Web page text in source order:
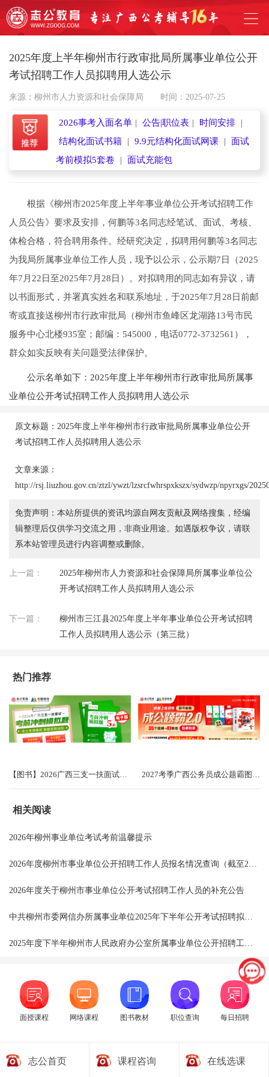
2025年度上半年柳州市行政审批局所属事业单位公开
考试招聘工作人员拟聘用人选公示
来源：柳州市人力资源和社会保障局 时间：2025-07-25
2026事考入面名单 | 公告|职位表 | 时间安排
|
结构化面试书籍
| 9.9元结构化面试网课 |
面试
考前模拟5套卷
| 面试充能包
根据《柳州市2025年度上半年事业单位公开考试招聘工作
人员公告》要求及安排，何鹏等3名同志经笔试、面试、考核、
体检合格，符合聘用条件。经研究决定，拟聘用何鹏等3名同志
为我局所属事业单位工作人员，现予以公示，公示期7日（2025
年7月22日至2025年7月28日）。对拟聘用的同志如有异议，请
以书面形式，并署真实姓名和联系地址，于2025年7月28日前邮
寄或直接送柳州市行政审批局（柳州市鱼峰区龙湖路13号市民
服务中心北楼935室；邮编：545000，电话0772-3732561），
群众如实反映有关问题受法律保护。
公示名单如下：2025年度上半年柳州市行政审批局所属事
业单位公开考试招聘工作人员拟聘用人选公示
原文标题：2025年度上半年柳州市行政审批局所属事业单位公开
考试招聘工作人员拟聘用人选公示
文章来源：
http://rsj.liuzhou.gov.cn/ztzl/ywzt/lzsrcfwhrspxkszx/sydwzp/npyrxgs/
免责声明：本站所提供的资讯均源自网友贡献及网络搜集，经编
辑整理后仅供学习交流之用，非商业用途。如遇版权争议，请联
系本站管理员进行内容调整或删除。
上一篇：
2025年柳州市人力资源和社会保障局所属事业单位公
开考试招聘工作人员拟聘用人选公示
下一篇：
柳州市三江县2025年度上半年事业单位公开考试招聘
工作人员拟聘用人选公示（第三批）
热门推荐
【图书】2026广西三支一扶面试考前冲刺卷（共5套） 2027考季广西公务员成公题霸图书礼盒2.0
相关阅读
2026年柳州事业单位考试考前温馨提示
2026年度柳州市事业单位公开招聘工作人员报名情况查询（截至2026年1月27日9:00）
2026年度关于柳州市事业单位公开考试招聘工作人员的补充公告
中共柳州市委网信办所属事业单位2025年下半年公开考试招聘拟聘用人员公示
2025年度下半年柳州市人民政府办公室所属事业单位公开招聘工作人员拟聘用人选公示
面授课程 网络课程 图书教材 职位查询 每日招聘
志公首页 课程咨询 在线选课